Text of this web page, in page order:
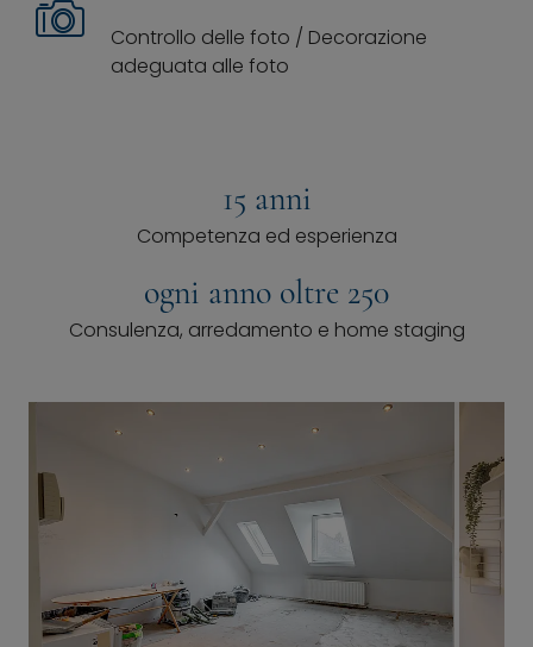
Controllo delle foto / Decorazione
adeguata alle foto
15 anni
Competenza ed esperienza
ogni anno oltre 250
Consulenza, arredamento e home staging